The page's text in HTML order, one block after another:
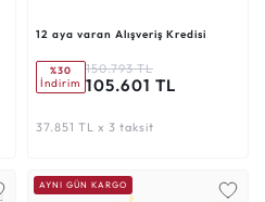
12 aya varan Alışveriş Kredisi
%30
İndirim
150.793 TL
105.601 TL
37.851 TL x 3 taksit
AYNI GÜN KARGO